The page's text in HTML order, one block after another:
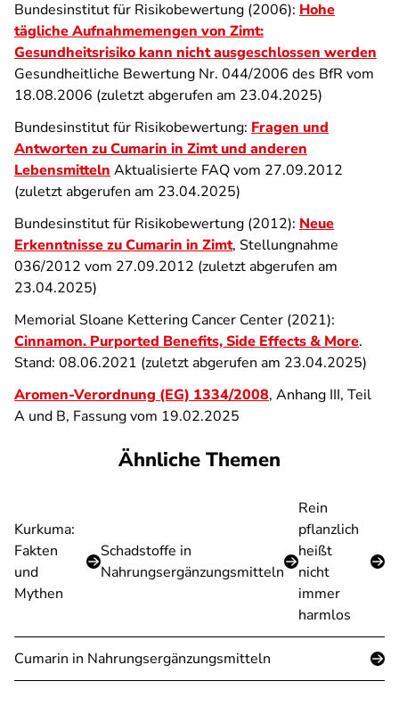
Bundesinstitut für Risikobewertung (2006): Hohe
tägliche Aufnahmemengen von Zimt:
Gesundheitsrisiko kann nicht ausgeschlossen werden
Gesundheitliche Bewertung Nr. 044/2006 des BfR vom
18.08.2006 (zuletzt abgerufen am 23.04.2025)
Bundesinstitut für Risikobewertung: Fragen und
Antworten zu Cumarin in Zimt und anderen
Lebensmitteln Aktualisierte FAQ vom 27.09.2012
(zuletzt abgerufen am 23.04.2025)
Bundesinstitut für Risikobewertung (2012): Neue
Erkenntnisse zu Cumarin in Zimt, Stellungnahme
036/2012 vom 27.09.2012 (zuletzt abgerufen am
23.04.2025)
Memorial Sloane Kettering Cancer Center (2021):
Cinnamon. Purported Benefits, Side Effects & More.
Stand: 08.06.2021 (zuletzt abgerufen am 23.04.2025)
Aromen-Verordnung (EG) 1334/2008, Anhang III, Teil
A und B, Fassung vom 19.02.2025
Ähnliche Themen
Kurkuma:
Fakten
und
Mythen
Schadstoffe in
Nahrungsergänzungsmitteln
Rein
pflanzlich
heißt
nicht
immer
harmlos
Cumarin in Nahrungsergänzungsmitteln